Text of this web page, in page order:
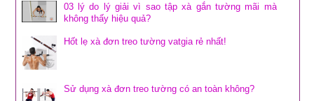
03 lý do lý giải vì sao tập xà gắn tường mãi mà
không thấy hiệu quả?
Hốt lẹ xà đơn treo tường vatgia rẻ nhất!
Sử dụng xà đơn treo tường có an toàn không?